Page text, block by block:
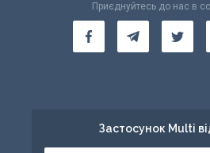
Приєднуйтесь до нас в
Застосунок Multi